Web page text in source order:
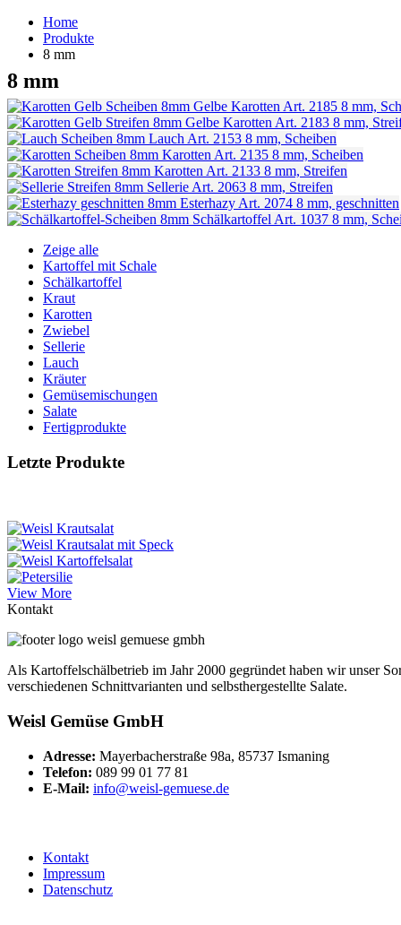
Home
Produkte
8 mm
8 mm
Gelbe Karotten Art. 2185 8 mm,
Gelbe Karotten Art. 2183 8 mm,
Lauch Art. 2153 8 mm, Scheiben
Karotten Art. 2135 8 mm, Scheiben
Karotten Art. 2133 8 mm, Streifen
Sellerie Art. 2063 8 mm, Streifen
Esterhazy Art. 2074 8 mm, geschnitten
Schälkartoffel Art. 1037 8 mm,
Zeige alle
Kartoffel mit Schale
Schälkartoffel
Kraut
Karotten
Zwiebel
Sellerie
Lauch
Kräuter
Gemüsemischungen
Salate
Fertigprodukte
Letzte Produkte
View More
Kontakt
Als Kartoffelschälbetrieb im Jahr 2000 gegründet haben wir unser
verschiedenen Schnittvarianten und selbsthergestellte Salate.
Weisl Gemüse GmbH
Adresse: Mayerbacherstraße 98a, 85737 Ismaning
Telefon: 089 99 01 77 81
E-Mail: info@weisl-gemuese.de
Kontakt
Impressum
Datenschutz